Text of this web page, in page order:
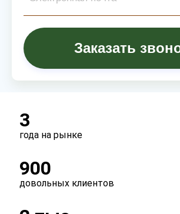
Заказать
3
года на рынке
900
довольных клиентов